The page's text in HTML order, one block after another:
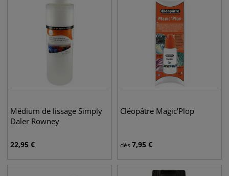
Médium de lissage Simply
Daler Rowney
22,95 €
Cléopâtre Magic'Plop
dès 7,95 €